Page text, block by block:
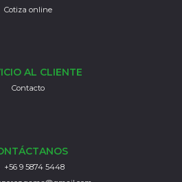
Cotiza online
AL CLIENTE
Contacto
+56 9 5874 5448